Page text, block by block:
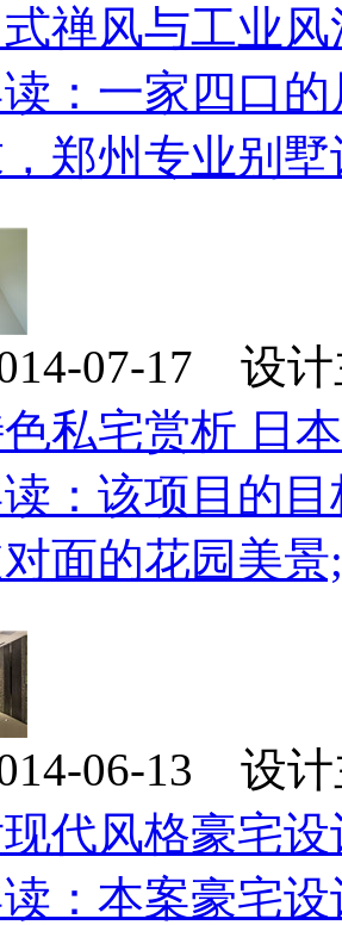
禅风与工业
：一家四口
郑州专业别
07-17 设
私宅赏析 日
：该项目的
面的花园美
06-13 设
代风格豪宅
：本案豪宅